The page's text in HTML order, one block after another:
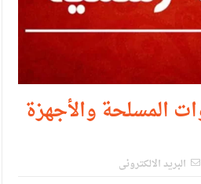
المسلحة والأجهزة
البريد الالكترونى